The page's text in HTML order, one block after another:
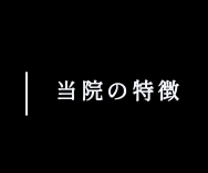
当院の特徴